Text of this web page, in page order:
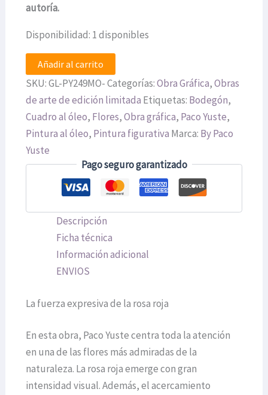
autoría.
Disponibilidad: 1 disponibles
Añadir al carrito
SKU:GL-PY249MO-Categorías:Obra Gráfica,Obras
de arte de edición limitada Etiquetas: Bodegón,
Cuadro al óleo, Flores,Obra gráfica, Paco Yuste,
Pintura al óleo, Pintura figurativa Marca: By Paco
Yuste
Pago seguro garantizado
Descripción
Ficha técnica
Información adicional
ENVIOS
La fuerza expresiva de la rosa roja
En esta obra, Paco Yuste centra toda la atención
en una de las flores más admiradas de la
naturaleza. La rosa roja emerge con gran
intensidad visual. Además, el acercamiento